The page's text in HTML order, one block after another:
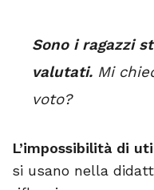
Sono i ragazzi
valutati. Mi
voto?
L’impossibilità di
si usano nella